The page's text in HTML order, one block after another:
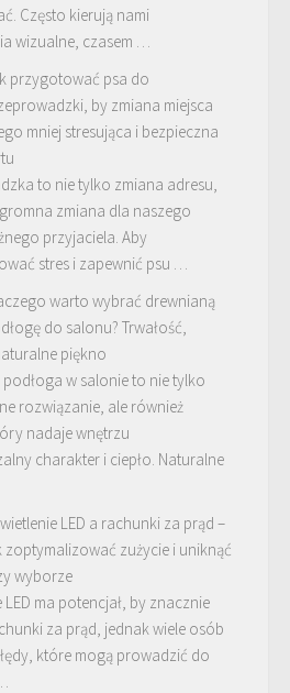
Często kierują nami
wizualne, czasem …
przygotować psa do
by zmiana miejsca
mniej stresująca i bezpieczna
to nie tylko zmiana adresu,
zmiana dla naszego
przyjaciela. Aby
stres i zapewnić psu …
warto wybrać drewnianą
do salonu? Trwałość,
piękno
w salonie to nie tylko
rozwiązanie, ale również
nadaje wnętrzu
charakter i ciepło. Naturalne
LED a rachunki za prąd –
zoptymalizować zużycie i uniknąć
wyborze
LED ma potencjał, by znacznie
za prąd, jednak wiele osób
które mogą prowadzić do